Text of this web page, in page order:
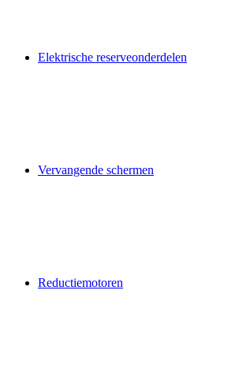
Elektrische reserveonderdelen
Vervangende schermen
Reductiemotoren